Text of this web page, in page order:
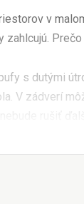
v
s dutými
V zádverí